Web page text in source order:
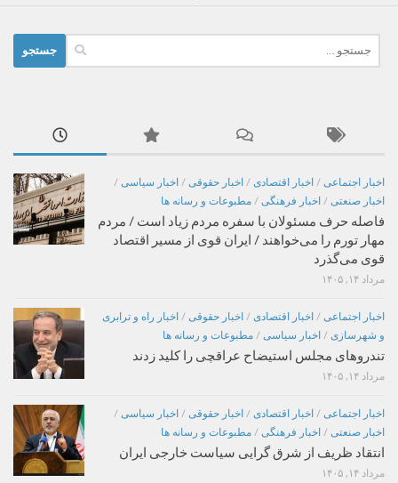
برای:
اخبار اجتماعی / اخبار اقتصادی / اخبار حقوقی / اخبار سیاسی /
اخبار صنعتی / اخبار فرهنگی / مطبوعات و رسانه ها
فاصله حرف مسئولان با سفره مردم زیاد است / مردم
مهار تورم را می‌خواهند / ایران قوی از مسیر اقتصاد
قوی می‌گذرد
مرداد ۱۴, ۱۴۰۵
اخبار اجتماعی / اخبار اقتصادی / اخبار حقوقی / اخبار راه و ترابری
و شهرسازی / اخبار سیاسی / مطبوعات و رسانه ها
تندروهای مجلس استیضاح عراقچی را کلید زدند
مرداد ۱۴, ۱۴۰۵
اخبار اجتماعی / اخبار اقتصادی / اخبار حقوقی / اخبار سیاسی /
اخبار صنعتی / اخبار فرهنگی / مطبوعات و رسانه ها
انتقاد ظریف از شرق گرایی سیاست خارجی ایران
مرداد ۱۴, ۱۴۰۵